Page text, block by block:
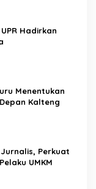
Hadirkan
Menentukan
Kalteng
Perkuat
UMKM